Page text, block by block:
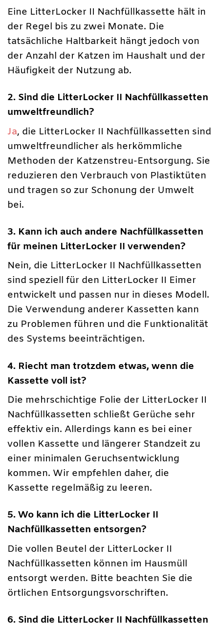
Eine LitterLocker II Nachfüllkassette hält in
der Regel bis zu zwei Monate. Die
tatsächliche Haltbarkeit hängt jedoch von
der Anzahl der Katzen im Haushalt und der
Häufigkeit der Nutzung ab.
2. Sind die LitterLocker II Nachfüllkassetten
umweltfreundlich?
Ja, die LitterLocker II Nachfüllkassetten sind
umweltfreundlicher als herkömmliche
Methoden der Katzenstreu-Entsorgung. Sie
reduzieren den Verbrauch von Plastiktüten
und tragen so zur Schonung der Umwelt
bei.
3. Kann ich auch andere Nachfüllkassetten
für meinen LitterLocker II verwenden?
Nein, die LitterLocker II Nachfüllkassetten
sind speziell für den LitterLocker II Eimer
entwickelt und passen nur in dieses Modell.
Die Verwendung anderer Kassetten kann
zu Problemen führen und die Funktionalität
des Systems beeinträchtigen.
4. Riecht man trotzdem etwas, wenn die
Kassette voll ist?
Die mehrschichtige Folie der LitterLocker II
Nachfüllkassetten schließt Gerüche sehr
effektiv ein. Allerdings kann es bei einer
vollen Kassette und längerer Standzeit zu
einer minimalen Geruchsentwicklung
kommen. Wir empfehlen daher, die
Kassette regelmäßig zu leeren.
5. Wo kann ich die LitterLocker II
Nachfüllkassetten entsorgen?
Die vollen Beutel der LitterLocker II
Nachfüllkassetten können im Hausmüll
entsorgt werden. Bitte beachten Sie die
örtlichen Entsorgungsvorschriften.
6. Sind die LitterLocker II Nachfüllkassetten